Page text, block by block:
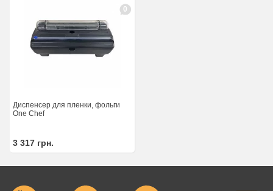
0
Диспенсер для пленки, фольги
One Chef
3 317 грн.